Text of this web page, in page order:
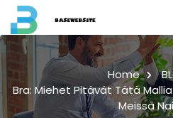
Home
Bra: Miehet Pitävät Tätä
Meissä